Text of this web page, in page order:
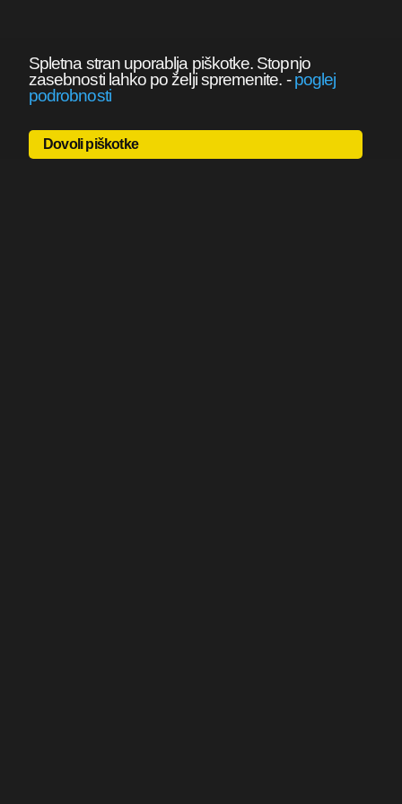
Spletna stran uporablja piškotke. Stopnjo
zasebnosti lahko po želji spremenite. -poglej
podrobnosti
Dovoli piškotke